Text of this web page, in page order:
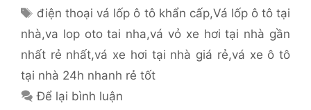
Thẻ
điện thoại vá lốp ô tô khẩn cấp,Vá lốp ô tô tại
nhà,va lop oto tai nha,vá vỏ xe hơi tại nhà gần
nhất rẻ nhất,vá xe hơi tại nhà giá rẻ,vá xe ô tô
tại nhà 24h nhanh rẻ tốt
Để lại bình luận